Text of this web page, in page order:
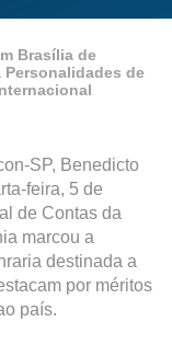
Brasília de
Personalidades de
SP, Benedicto
feira, 5 de
de Contas da
marcou a
destinada a
por méritos
país.